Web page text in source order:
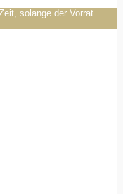
solange der Vorrat